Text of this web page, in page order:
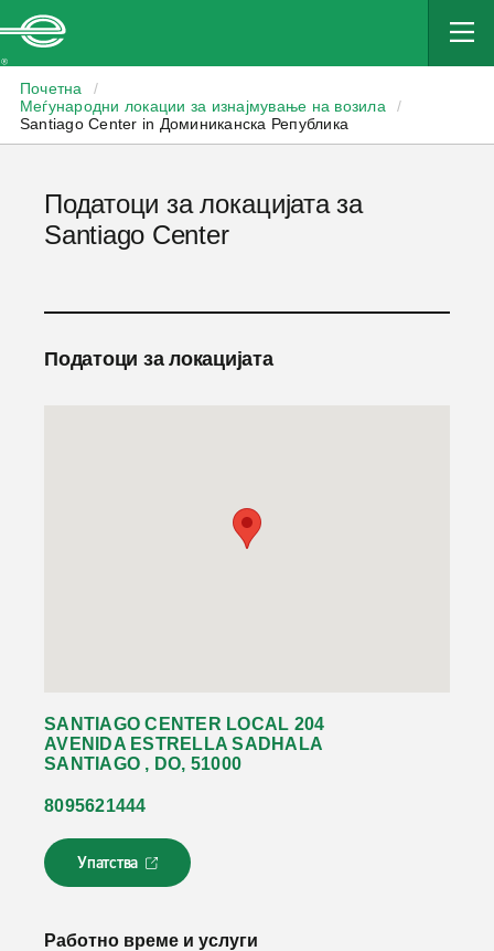
Почетна
/
Меѓународни локации за изнајмување на возила
/
Santiago Center in Доминиканска Република
Податоци за локацијата за
Santiago Center
Податоци за локацијата
SANTIAGO CENTER LOCAL 204
AVENIDA ESTRELLA SADHALA
SANTIAGO , DO, 51000
8095621444
Упатства
Л
и
к
Работно време и услуги